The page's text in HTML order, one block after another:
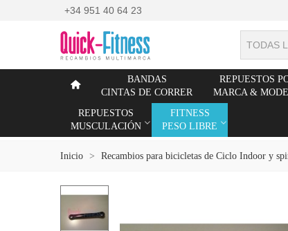
+34 951 40 64 23
TODAS
BANDAS
CINTAS DE CORRER
REPUESTOS
MARCA &
REPUESTOS
MUSCULACIÓN
FITNESS
PESO LIBRE
Inicio > Recambios para bicicletas de Ciclo Indoor y